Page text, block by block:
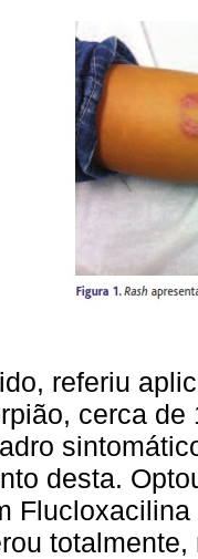
referiu
cerca
desta.